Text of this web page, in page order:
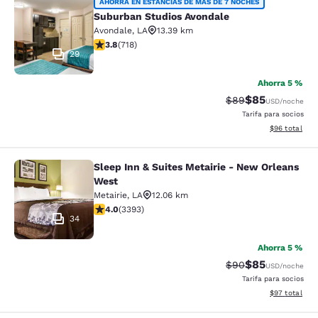
Suburban Studios Avondale
29
AHORRA EN ESTANCIAS DE MÁS DE 7 NOCHES
Suburban Studios Avondale
Avondale, LA
13.39 km
calificación de 3.81 estrellas. Bueno. 718 reseñas
3.8(718)
Ahorra 5 %
Precio tachado:
$89Precio con
$85USD/noche
Tarifa para socios
Ver detalles
$96 total
Sleep Inn & Suites Metairie - New
34
Sleep Inn & Suites Metairie - New Orleans
West
Metairie, LA
12.06 km
calificación de 4.01 estrellas. Muy bueno. 3393
4.0(3393)
Ahorra 5 %
Precio tachado:
$90Precio con
$85USD/noche
Tarifa para socios
Ver detalles
$97 total